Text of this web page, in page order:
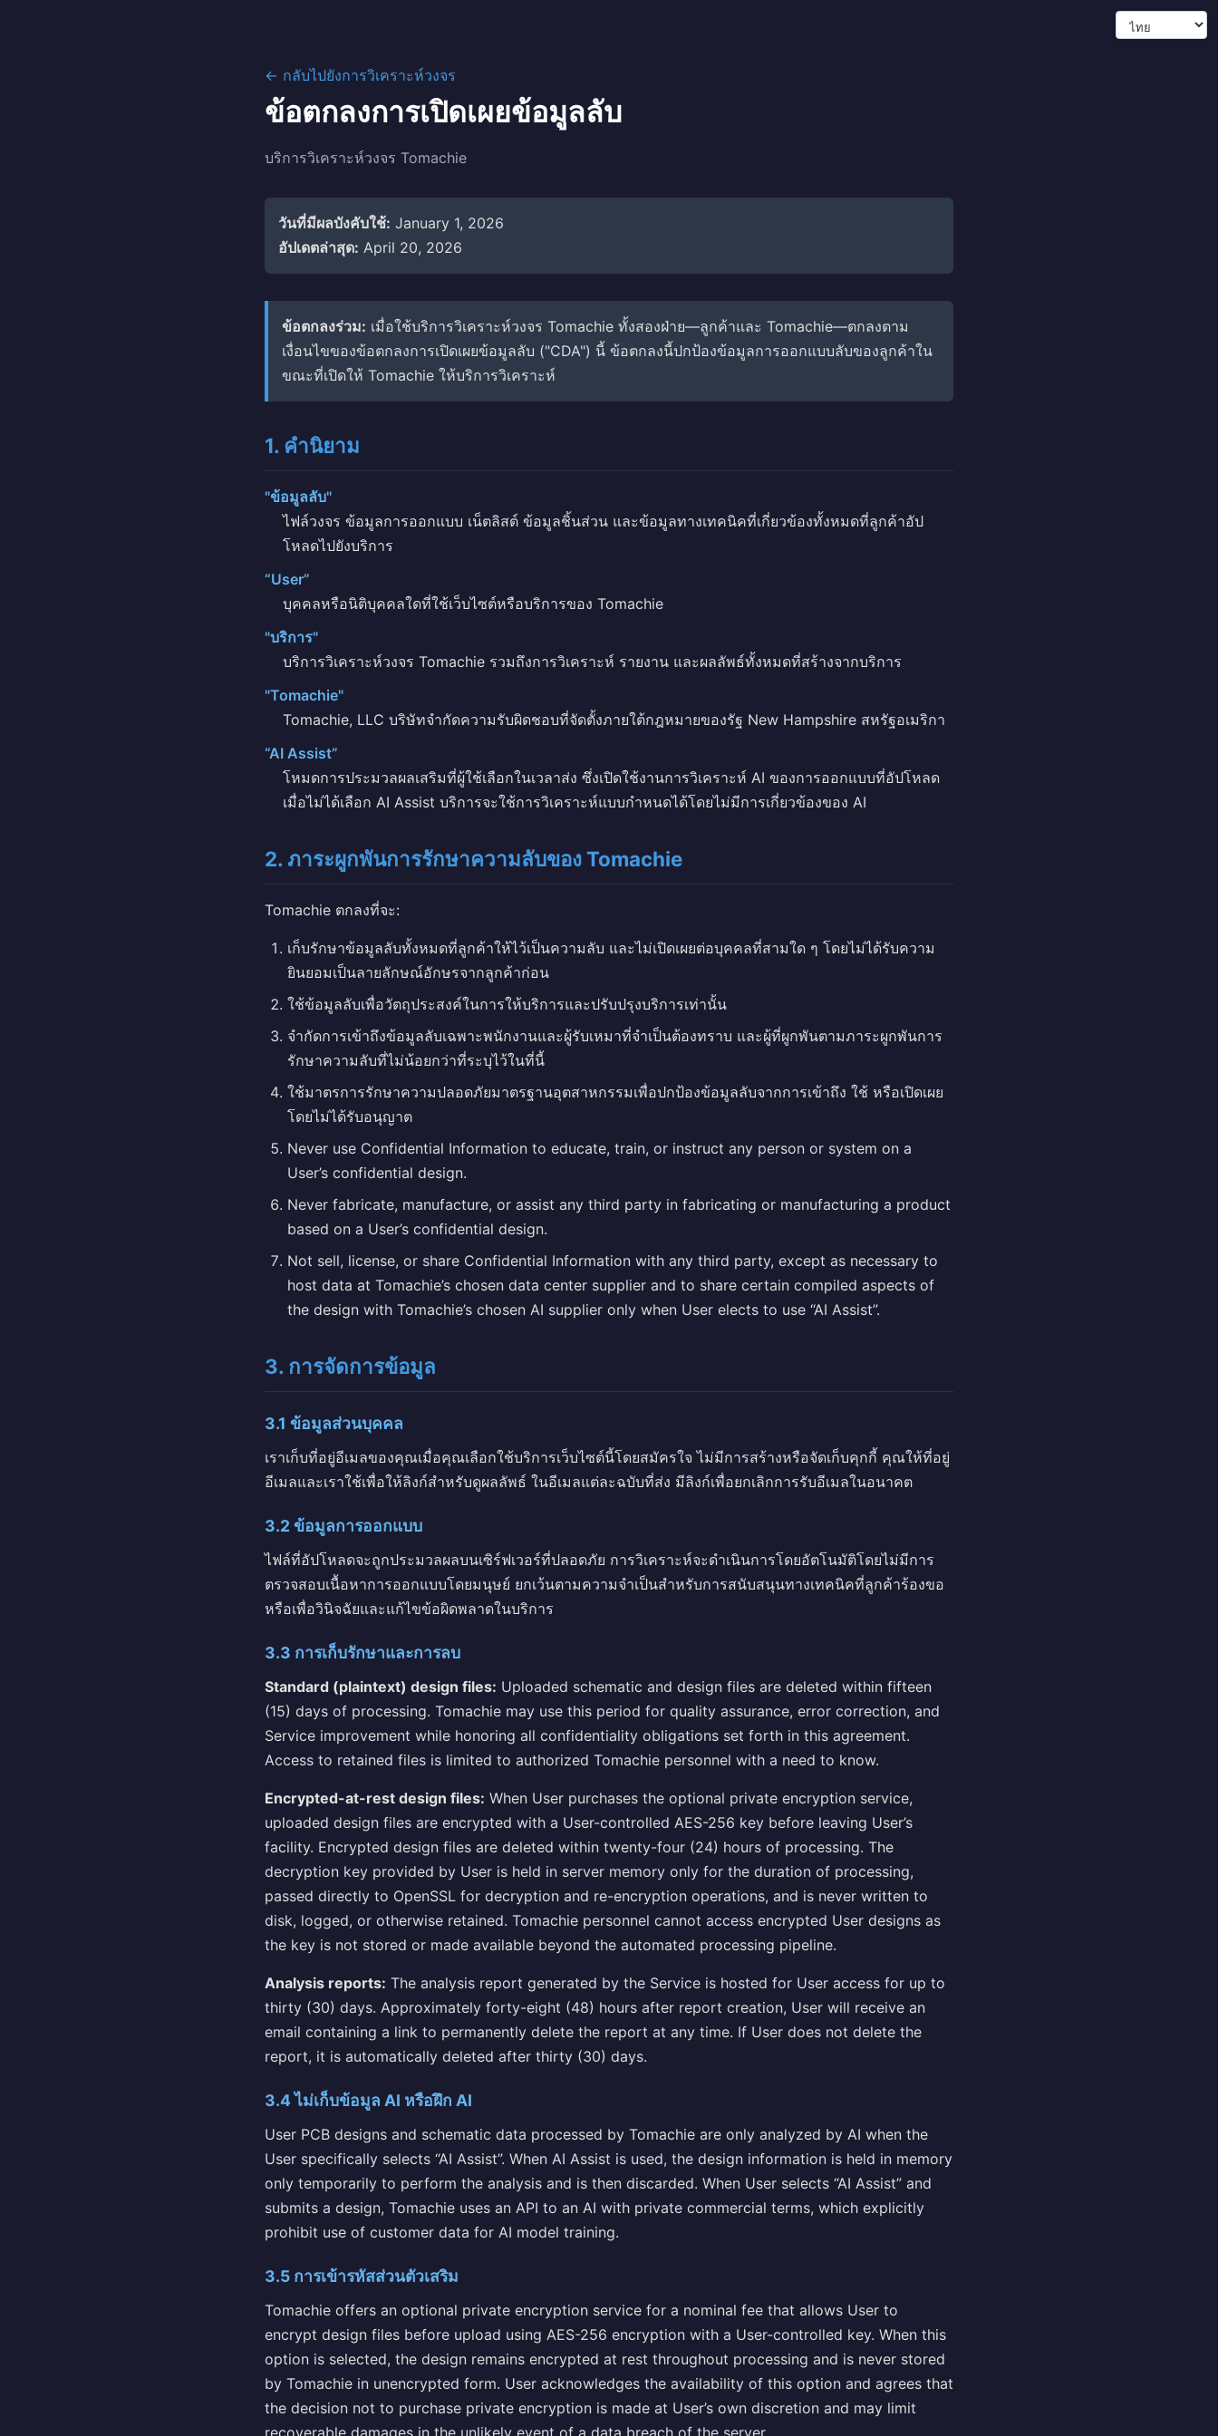
← กลับไปยังการวิเคราะห์วงจร
ข้อตกลงการเปิดเผยข้อมูลลับ
บริการวิเคราะห์วงจร Tomachie
วันที่มีผลบังคับใช้: January 1, 2026
อัปเดตล่าสุด: April 20, 2026
ข้อตกลงร่วม: เมื่อใช้บริการวิเคราะห์วงจร Tomachie ทั้งสองฝ่าย—ลูกค้าและ Tomachie—ตกลงตาม
เงื่อนไขของข้อตกลงการเปิดเผยข้อมูลลับ ("CDA") นี้ ข้อตกลงนี้ปกป้องข้อมูลการออกแบบลับของลูกค้าใน
ขณะที่เปิดให้ Tomachie ให้บริการวิเคราะห์
1. คำนิยาม
"ข้อมูลลับ"
ไฟล์วงจร ข้อมูลการออกแบบ เน็ตลิสต์ ข้อมูลชิ้นส่วน และข้อมูลทางเทคนิคที่เกี่ยวข้องทั้งหมดที่ลูกค้าอัป
โหลดไปยังบริการ
“User”
บุคคลหรือนิติบุคคลใดที่ใช้เว็บไซต์หรือบริการของ Tomachie
"บริการ"
บริการวิเคราะห์วงจร Tomachie รวมถึงการวิเคราะห์ รายงาน และผลลัพธ์ทั้งหมดที่สร้างจากบริการ
"Tomachie"
Tomachie, LLC บริษัทจำกัดความรับผิดชอบที่จัดตั้งภายใต้กฎหมายของรัฐ New Hampshire สหรัฐอเมริกา
“AI Assist”
โหมดการประมวลผลเสริมที่ผู้ใช้เลือกในเวลาส่ง ซึ่งเปิดใช้งานการวิเคราะห์ AI ของการออกแบบที่อัปโหลด
เมื่อไม่ได้เลือก AI Assist บริการจะใช้การวิเคราะห์แบบกำหนดได้โดยไม่มีการเกี่ยวข้องของ AI
2. ภาระผูกพันการรักษาความลับของ Tomachie
Tomachie ตกลงที่จะ:
เก็บรักษาข้อมูลลับทั้งหมดที่ลูกค้าให้ไว้เป็นความลับ และไม่เปิดเผยต่อบุคคลที่สามใด ๆ โดยไม่ได้รับความ
ยินยอมเป็นลายลักษณ์อักษรจากลูกค้าก่อน
ใช้ข้อมูลลับเพื่อวัตถุประสงค์ในการให้บริการและปรับปรุงบริการเท่านั้น
จำกัดการเข้าถึงข้อมูลลับเฉพาะพนักงานและผู้รับเหมาที่จำเป็นต้องทราบ และผู้ที่ผูกพันตามภาระผูกพันการ
รักษาความลับที่ไม่น้อยกว่าที่ระบุไว้ในที่นี้
ใช้มาตรการรักษาความปลอดภัยมาตรฐานอุตสาหกรรมเพื่อปกป้องข้อมูลลับจากการเข้าถึง ใช้ หรือเปิดเผย
โดยไม่ได้รับอนุญาต
Never use Confidential Information to educate, train, or instruct any person or system on a
User’s confidential design.
Never fabricate, manufacture, or assist any third party in fabricating or manufacturing a product
based on a User’s confidential design.
Not sell, license, or share Confidential Information with any third party, except as necessary to
host data at Tomachie’s chosen data center supplier and to share certain compiled aspects of
the design with Tomachie’s chosen AI supplier only when User elects to use “AI Assist”.
3. การจัดการข้อมูล
3.1 ข้อมูลส่วนบุคคล
เราเก็บที่อยู่อีเมลของคุณเมื่อคุณเลือกใช้บริการเว็บไซต์นี้โดยสมัครใจ ไม่มีการสร้างหรือจัดเก็บคุกกี้ คุณให้ที่อยู่
อีเมลและเราใช้เพื่อให้ลิงก์สำหรับดูผลลัพธ์ ในอีเมลแต่ละฉบับที่ส่ง มีลิงก์เพื่อยกเลิกการรับอีเมลในอนาคต
3.2 ข้อมูลการออกแบบ
ไฟล์ที่อัปโหลดจะถูกประมวลผลบนเซิร์ฟเวอร์ที่ปลอดภัย การวิเคราะห์จะดำเนินการโดยอัตโนมัติโดยไม่มีการ
ตรวจสอบเนื้อหาการออกแบบโดยมนุษย์ ยกเว้นตามความจำเป็นสำหรับการสนับสนุนทางเทคนิคที่ลูกค้าร้องขอ
หรือเพื่อวินิจฉัยและแก้ไขข้อผิดพลาดในบริการ
3.3 การเก็บรักษาและการลบ
Standard (plaintext) design files: Uploaded schematic and design files are deleted within fifteen
(15) days of processing. Tomachie may use this period for quality assurance, error correction, and
Service improvement while honoring all confidentiality obligations set forth in this agreement.
Access to retained files is limited to authorized Tomachie personnel with a need to know.
Encrypted-at-rest design files: When User purchases the optional private encryption service,
uploaded design files are encrypted with a User-controlled AES-256 key before leaving User’s
facility. Encrypted design files are deleted within twenty-four (24) hours of processing. The
decryption key provided by User is held in server memory only for the duration of processing,
passed directly to OpenSSL for decryption and re-encryption operations, and is never written to
disk, logged, or otherwise retained. Tomachie personnel cannot access encrypted User designs as
the key is not stored or made available beyond the automated processing pipeline.
Analysis reports: The analysis report generated by the Service is hosted for User access for up to
thirty (30) days. Approximately forty-eight (48) hours after report creation, User will receive an
email containing a link to permanently delete the report at any time. If User does not delete the
report, it is automatically deleted after thirty (30) days.
3.4 ไม่เก็บข้อมูล AI หรือฝึก AI
User PCB designs and schematic data processed by Tomachie are only analyzed by AI when the
User specifically selects “AI Assist”. When AI Assist is used, the design information is held in memory
only temporarily to perform the analysis and is then discarded. When User selects “AI Assist” and
submits a design, Tomachie uses an API to an AI with private commercial terms, which explicitly
prohibit use of customer data for AI model training.
3.5 การเข้ารหัสส่วนตัวเสริม
Tomachie offers an optional private encryption service for a nominal fee that allows User to
encrypt design files before upload using AES-256 encryption with a User-controlled key. When this
option is selected, the design remains encrypted at rest throughout processing and is never stored
by Tomachie in unencrypted form. User acknowledges the availability of this option and agrees that
the decision not to purchase private encryption is made at User’s own discretion and may limit
recoverable damages in the unlikely event of a data breach of the server.